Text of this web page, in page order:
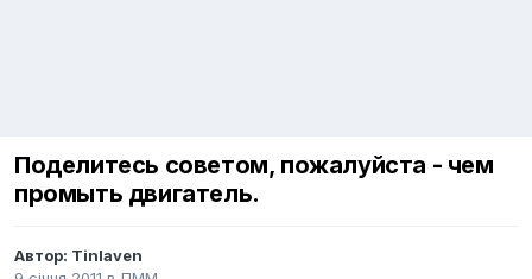
Поделитесь советом, пожалуйста - чем
промыть двигатель.
Автор: Tinlaven